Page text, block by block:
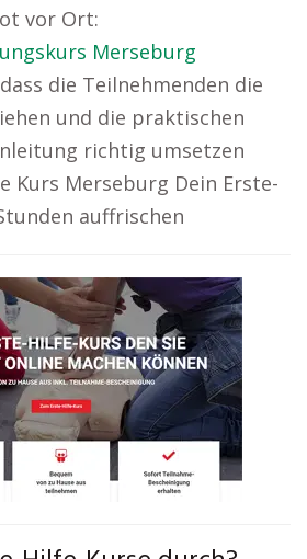
vor Ort:
Merseburg
die Teilnehmenden die
und die praktischen
richtig umsetzen
Kurs Merseburg Dein Erste-
auffrischen